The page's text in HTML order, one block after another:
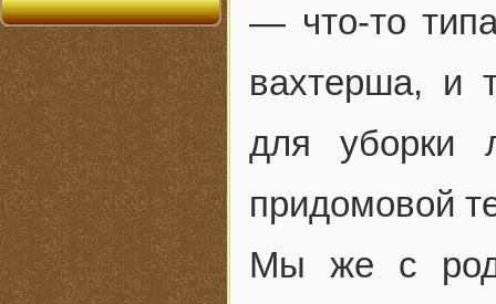
— что-то
вахтерша, и
для уборки
придомовой
Мы же с